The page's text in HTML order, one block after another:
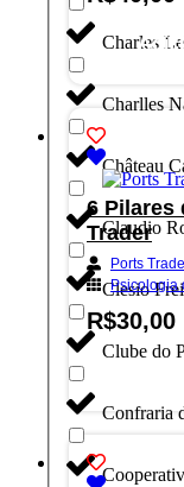
Charles
Charlles
Château
Claudio
Clesio
Clube do
Confraria
6 Pilares
Trader
Ports
Psicologia
R$30,00